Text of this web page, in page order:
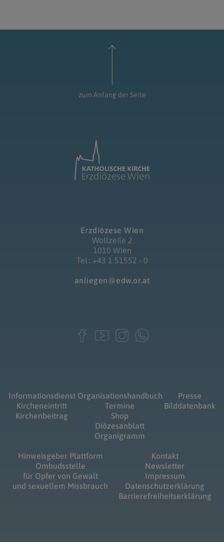
zum Anfang der Seite
Erzdiözese Wien
Wollzeile 2
1010 Wien
Tel.: +43 1 51552 - 0
anliegen@edw.or.at
Informationsdienst
Kircheneintritt
Kirchenbeitrag
Organisationshandbuch
Termine
Shop
Diözesanblatt
Organigramm
Presse
Bilddatenbank
Hinweisgeber Plattform
Ombudsstelle
für Opfer von Gewalt
und sexuellem Missbrauch
Kontakt
Newsletter
Impressum
Datenschutzerklärung
Barrierefreiheitserklärung